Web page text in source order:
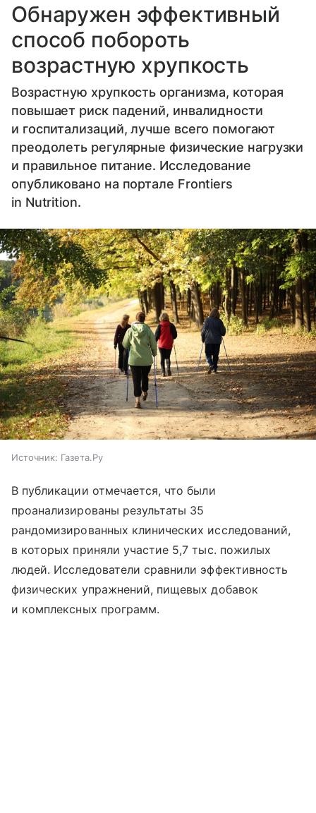
Обнаружен эффективный
способ побороть
возрастную хрупкость
Возрастную хрупкость организма, которая
повышает риск падений, инвалидности
и госпитализаций, лучше всего помогают
преодолеть регулярные физические нагрузки
и правильное питание. Исследование
опубликовано на портале Frontiers
in Nutrition.
Источник: Газета.Ру
В публикации отмечается, что были
проанализированы результаты 35
рандомизированных клинических исследований,
в которых приняли участие 5,7 тыс. пожилых
людей. Исследователи сравнили эффективность
физических упражнений, пищевых добавок
и комплексных программ.